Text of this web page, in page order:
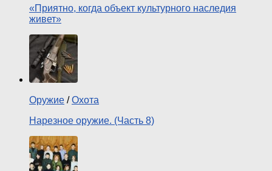
«Приятно, когда объект культурного наследия
живет»
Оружие /Охота
Нарезное оружие. (Часть 8)